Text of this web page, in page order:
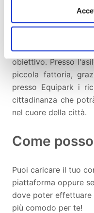
La vostra
fattoria didattica
aperta alla
calpestiamo, la
obiettivo. Presso
piccola fattoria,
presso Equipark i
cittadinanza che
nel cuore della città.
Come
Puoi caricare il tuo
piattaforma oppure
dove poter effettuare
più comodo per te!